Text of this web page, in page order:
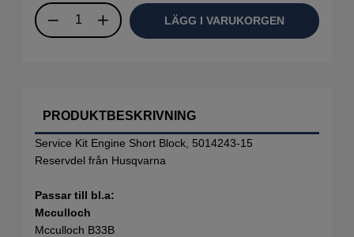
LÄGG I VARUKORGEN
PRODUKTBESKRIVNING
Service Kit Engine Short Block, 5014243-15
Reservdel från Husqvarna
Passar till bl.a:
Mcculloch
Mcculloch B33B